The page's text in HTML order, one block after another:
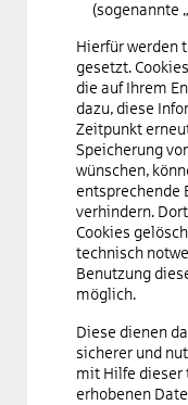
(sogenannte
Hierfür werden
gesetzt.
die auf Ihrem
dazu, diese
Zeitpunkt
Speicherung
wünschen,
entsprechende
verhindern.
Cookies
technisch
Benutzung
möglich.
Diese dienen
sicherer und
mit Hilfe dieser
erhobenen